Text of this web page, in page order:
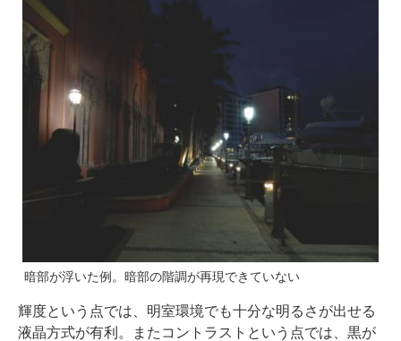
暗部が浮いた例。暗部の階調が再現できていない
輝度という点では、明室環境でも十分な明るさが出せる
液晶方式が有利。またコントラストという点では、黒が